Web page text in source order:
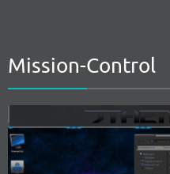
Mission-Control